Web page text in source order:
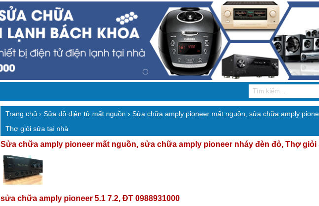
Trang chủ › Sửa đồ điện tử mất nguồn › Sửa chữa amply pioneer mất nguồn, sửa chữa amply
Thợ giỏi sửa tại nhà
Sửa chữa amply pioneer mất nguồn, sửa chữa amply pioneer nháy đèn đỏ, Thợ giỏi
sửa chữa amply pioneer 5.1 7.2, ĐT 0988931000